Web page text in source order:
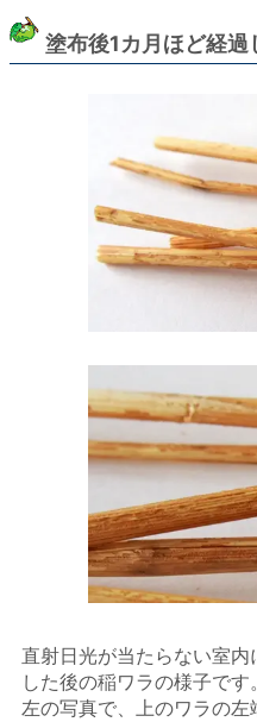
塗布後1カ月ほど経過
直射日光が当たらない室
した後の稲ワラの様子です。
左の写真で、上のワラの